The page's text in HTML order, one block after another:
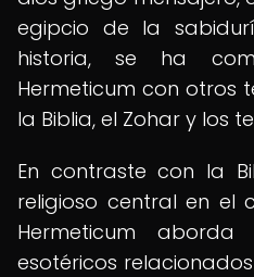
egipcio de la
historia, se ha
Hermeticum con otros
la Biblia, el Zohar y los
En contraste con la
religioso central en el
Hermeticum
esotéricos